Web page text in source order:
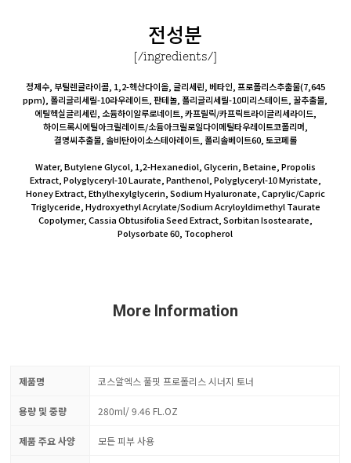
전성분
[/ingredients/]
정제수, 부틸렌글라이콜, 1,2-헥산다이올, 글리세린, 베타인, 프로폴리스추출물(7,645
ppm), 폴리글리세릴-10라우레이트, 판테놀, 폴리글리세릴-10미리스테이트, 꿀추출물,
에틸헥실글리세린, 소듐하이알루로네이트, 카프릴릭/카프릭트라이글리세라이드,
하이드록시에틸아크릴레이트/소듐아크릴로일다이메틸타우레이트코폴리머,
결명씨추출물, 솔비탄아이소스테아레이트, 폴리솔베이트60, 토코페롤
Water, Butylene Glycol, 1,2-Hexanediol, Glycerin, Betaine, Propolis
Extract, Polyglyceryl-10 Laurate, Panthenol, Polyglyceryl-10 Myristate,
Honey Extract, Ethylhexylglycerin, Sodium Hyaluronate, Caprylic/Capric
Triglyceride, Hydroxyethyl Acrylate/Sodium Acryloyldimethyl Taurate
Copolymer, Cassia Obtusifolia Seed Extract, Sorbitan Isostearate,
Polysorbate 60, Tocopherol
More Information
제품명 코스알엑스 풀핏 프로폴리스 시너지 토너
용량 및 중량 280ml/ 9.46 FL.OZ
제품 주요 사양 모든 피부 사용